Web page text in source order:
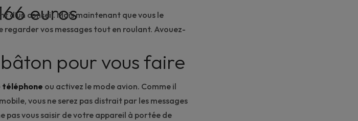
euros
d’un conseil. Mais maintenant que vous le
regarder vos messages tout en roulant. Avouez-
pour vous faire
ou activez le mode avion. Comme il
vous ne serez pas distrait par les messages
pas vous saisir de votre appareil à portée de